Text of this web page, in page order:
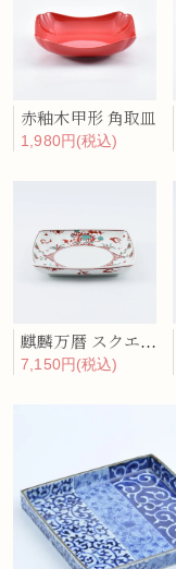
赤釉木甲形 角取皿
1,980円(税込)
麒麟万暦 スクエア皿(中)
7,150円(税込)